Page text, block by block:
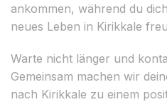
ankommen, während du
neues Leben in Kirikkale
Warte nicht länger und
Gemeinsam machen wir
nach Kirikkale zu einem